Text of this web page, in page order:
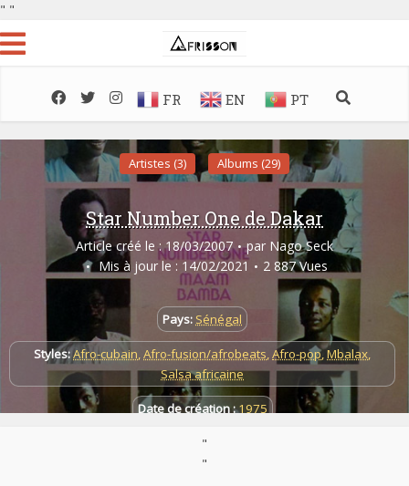
" "
FR EN PT
Artistes (3) Albums (29)
Star Number One de Dakar
Article créé le : 18/03/2007 par Nago Seck
Mis à jour le : 14/02/2021
2 887 Vues
Pays: Sénégal
Styles:Afro-cubain,Afro-fusion/afrobeats,Afro-pop,Mbalax,
Salsa africaine
Date de création :1975
"
"